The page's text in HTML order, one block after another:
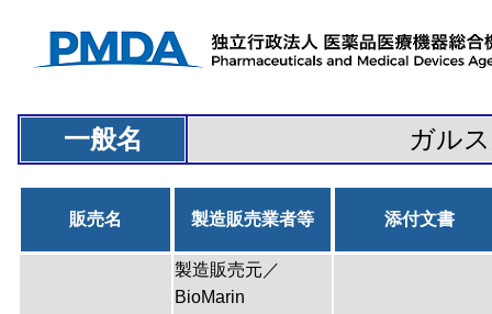
一般名 ガル
販売名 製造販売業者等 添付文書
製造販売元／
BioMarin